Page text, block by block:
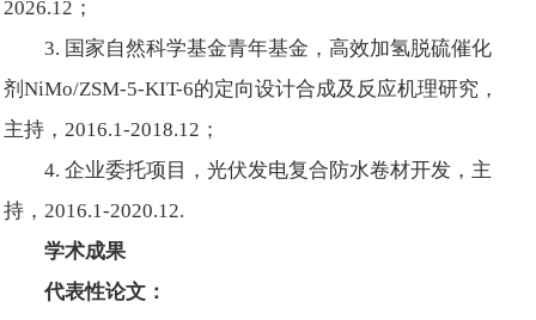
2026.12；
3. 国家自然科学基金青年基金，高效加氢脱硫催化
剂NiMo/ZSM-5-KIT-6的定向设计合成及反应机理研究，
主持，2016.1-2018.12；
4. 企业委托项目，光伏发电复合防水卷材开发，主
持，2016.1-2020.12.
学术成果
代表性论文：